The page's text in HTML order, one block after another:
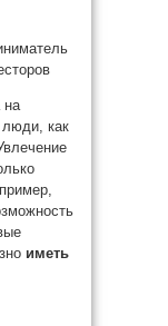
на
люди, как
иметь